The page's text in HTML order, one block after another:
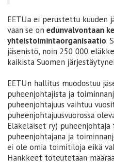
EETUa ei perustettu kuuden
vaan se on edunvalvontaan
yhteistoimintaorganisaatio.
jäsenistö, noin 250 000
kaikista Suomen
EETUn hallitus muodostuu
puheenjohtajista ja
puheenjohtajuus vaihtuu
puheenjohtajuusvuorossa
Eläkeläiset ry) puheenjohtaja
puheenjohtajana ja
ei ole omia toimitiloja eikä
Hankkeet toteutetaan